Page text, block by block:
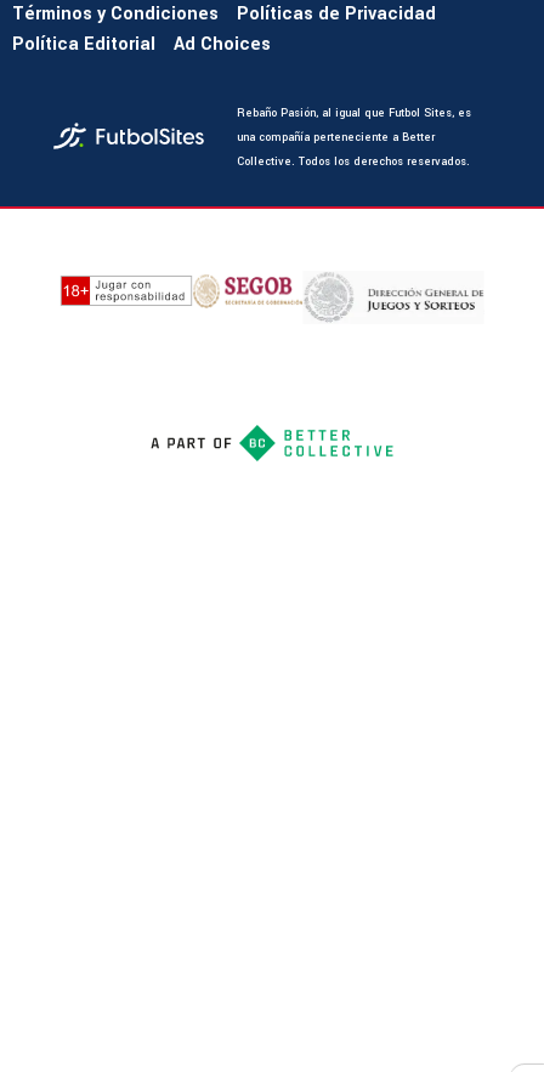
Términos y Condiciones
Políticas de Privacidad
Política Editorial
Ad Choices
Rebaño Pasión, al igual que Futbol Sites, es
una compañía perteneciente a Better
Collective. Todos los derechos reservados.